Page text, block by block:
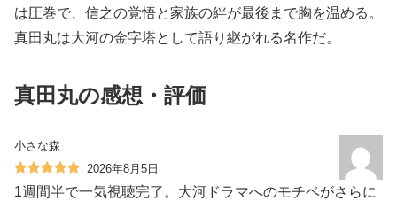
は圧巻で、信之の覚悟と家族の絆が最後まで胸を温める。
真田丸は大河の金字塔として語り継がれる名作だ。
真田丸の感想・評価
小さな森
2026年8月5日
1週間半で一気視聴完了。大河ドラマへのモチベがさらに